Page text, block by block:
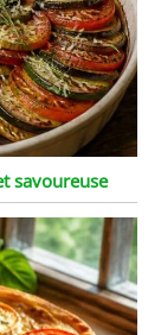
savoureuse